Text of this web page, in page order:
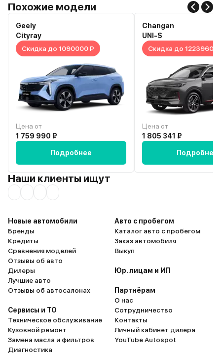
Похожие модели
Geely
Cityray
Скидка до 1090000 Р
Цена от
1 759 990 ₽
Подробнее
Changan
UNI-S
Скидка до 1223960 Р
Цена от
1 805 341 ₽
Подробнее
Наши клиенты ищут
Новые автомобили
Бренды
Кредиты
Сравнения моделей
Отзывы об авто
Дилеры
Лучшие авто
Отзывы об автосалонах
Сервисы и ТО
Техническое обслуживание
Кузовной ремонт
Замена масла и фильтров
Диагностика
Авто с пробегом
Каталог авто с пробегом
Заказ автомобиля
Выкуп
Юр. лицам и ИП
Партнёрам
О нас
Сотрудничество
Контакты
Личный кабинет дилера
YouTube Autospot